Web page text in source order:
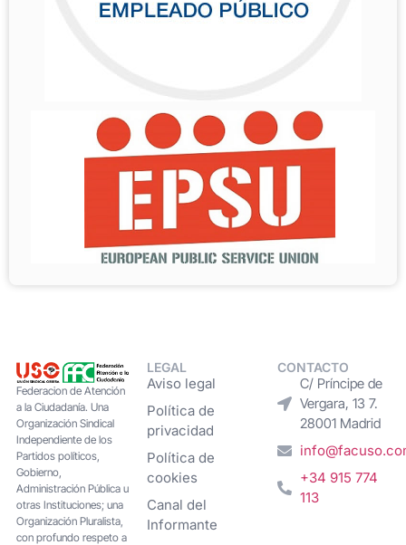
Federacion de Atención
a la Ciudadanía. Una
Organización Sindical
Independiente de los
Partidos políticos,
Gobierno,
Administración Pública u
otras Instituciones; una
Organización Pluralista,
con profundo respeto a
LEGAL
Aviso legal
Política de
privacidad
Política de
cookies
Canal del
Informante
CONTACTO
C/ Príncipe de
Vergara, 13 7.
28001 Madrid
+34 915 774
113